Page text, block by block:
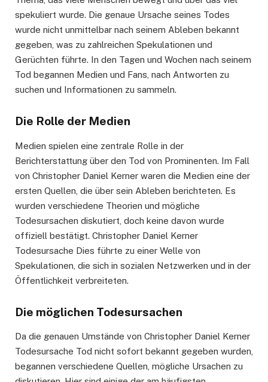
spekuliert wurde. Die genaue Ursache seines Todes
wurde nicht unmittelbar nach seinem Ableben bekannt
gegeben, was zu zahlreichen Spekulationen und
Gerüchten führte. In den Tagen und Wochen nach seinem
Tod begannen Medien und Fans, nach Antworten zu
suchen und Informationen zu sammeln.
Die Rolle der Medien
Medien spielen eine zentrale Rolle in der
Berichterstattung über den Tod von Prominenten. Im Fall
von Christopher Daniel Kerner waren die Medien eine der
ersten Quellen, die über sein Ableben berichteten. Es
wurden verschiedene Theorien und mögliche
Todesursachen diskutiert, doch keine davon wurde
offiziell bestätigt. Christopher Daniel Kerner
Todesursache Dies führte zu einer Welle von
Spekulationen, die sich in sozialen Netzwerken und in der
Öffentlichkeit verbreiteten.
Die möglichen Todesursachen
Da die genauen Umstände von Christopher Daniel Kerner
Todesursache Tod nicht sofort bekannt gegeben wurden,
begannen verschiedene Quellen, mögliche Ursachen zu